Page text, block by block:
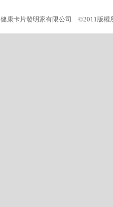
健康卡片發明家有限公司 ©2011版權